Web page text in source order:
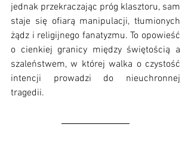
jednak przekraczając próg klasztoru, sam
staje się ofiarą manipulacji, tłumionych
żądz i religijnego fanatyzmu. To opowieść
o cienkiej granicy między świętością a
szaleństwem, w której walka o czystość
intencji prowadzi do nieuchronnej
tragedii.